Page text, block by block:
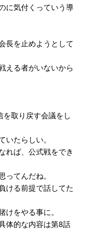
に気付くっていう導
長を止めようとして
える者がいないから
取り戻す会議をし
いたらしい。
れば、公式戦をでき
ってんだね。
ける前提で話してた
けをやる事に。
体的な内容は第8話